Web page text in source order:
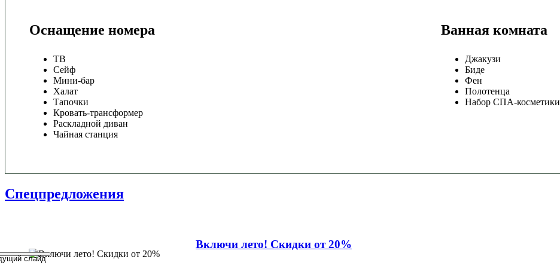
Оснащение номера
ТВ
Сейф
Мини-бар
Халат
Тапочки
Кровать-трансформер
Раскладной диван
Чайная станция
Ванная комната
Джакузи
Биде
Фен
Полотенца
Набор СПА-косметики
Спецпредложения
Включи лето! Скидки от 20%
слайд